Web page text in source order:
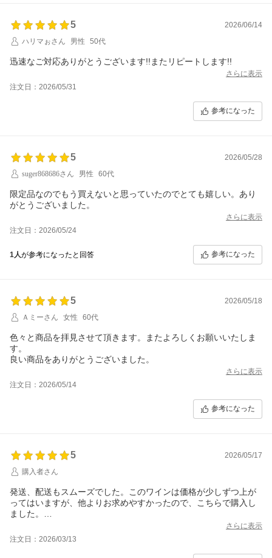
5
2026/06/14
ハリマぉさん
男性 50代
迅速なご対応ありがとうございます!!またリピートします!!
さらに表示
注文日：2026/05/31
参考になった
5
2026/05/28
suger868686さん
男性 60代
限定品なのでもう買えないと思っていたのでとても嬉しい。あり
がとうございました。
さらに表示
注文日：2026/05/24
1人が参考になったと回答 参考になった
5
2026/05/18
Ａミーさん
女性 60代
色々と商品を拝見させて頂きます。またよろしくお願いいたしま
す。
良い商品をありがとうございました。
さらに表示
注文日：2026/05/14
参考になった
5
2026/05/17
購入者さん
発送、配送もスムーズでした。このワインは価格が少しずつ上が
ってはいますが、他よりお求めやすかったので、こちらで購入し
ました。
さらに表示
注文日：2026/03/13